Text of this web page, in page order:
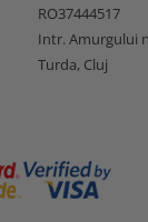
RO37444517
Intr. Amurgului
Turda, Cluj